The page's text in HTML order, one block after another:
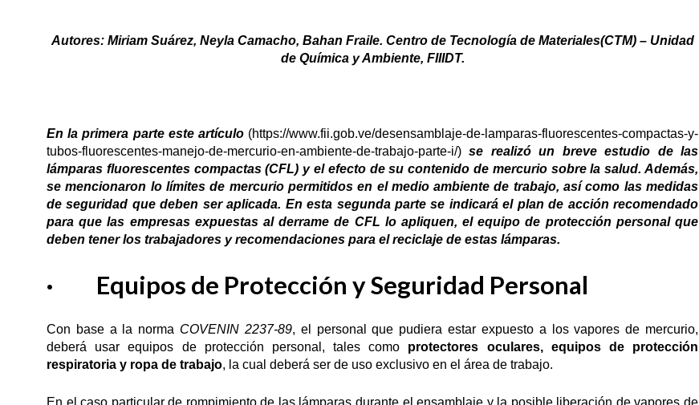
Autores: Miriam Suárez, Neyla Camacho, Bahan Fraile. Centro de Tecnología de Materiales(CTM) – Unidad
de Química y Ambiente, FIIIDT.
En la primera parte este artículo (https://www.fii.gob.ve/desensamblaje-de-lamparas-fluorescentes-compactas-y-
tubos-fluorescentes-manejo-de-mercurio-en-ambiente-de-trabajo-parte-i/)se realizó un breve estudio de las
lámparas fluorescentes compactas (CFL) y el efecto de su contenido de mercurio sobre la salud. Además,
se mencionaron lo límites de mercurio permitidos en el medio ambiente de trabajo, así como las medidas
de seguridad que deben ser aplicada. En esta segunda parte se indicará el plan de acción recomendado
para que las empresas expuestas al derrame de CFL lo apliquen, el equipo de protección personal que
deben tener los trabajadores y recomendaciones para el reciclaje de estas lámparas.
· Equipos de Protección y Seguridad Personal
Con base a la norma COVENIN 2237-89, el personal que pudiera estar expuesto a los vapores de mercurio,
deberá usar equipos de protección personal, tales como protectores oculares, equipos de protección
respiratoria y ropa de trabajo, la cual deberá ser de uso exclusivo en el área de trabajo.
En el caso particular de rompimiento de las lámparas durante el ensamblaje y la posible liberación de vapores de